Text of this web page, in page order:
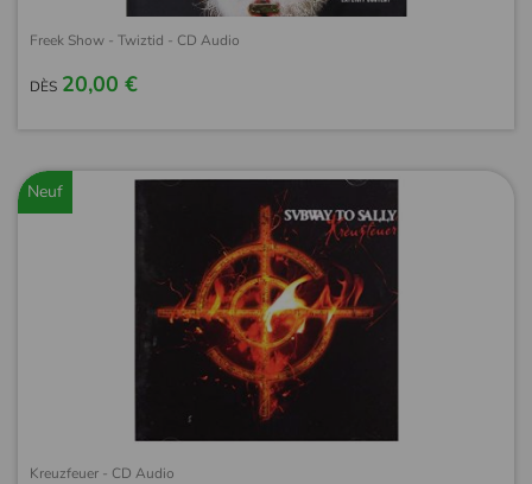
Freek Show - Twiztid - CD Audio
DÈS 20,00 €
Neuf
Kreuzfeuer - CD Audio